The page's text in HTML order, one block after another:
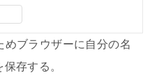
ブラウザーに自分の名
存する。